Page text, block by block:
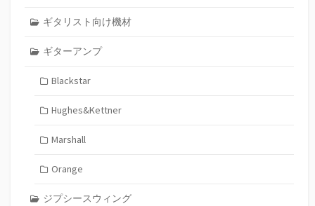
ギタリスト向け機材
ギターアンプ
Blackstar
Hughes&Kettner
Marshall
Orange
ジプシースウィング